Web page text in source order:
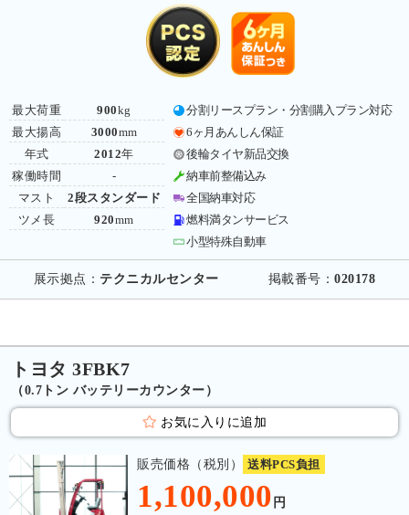
最大荷重
最大揚高
年式
稼働時間
マスト
ツメ長
900kg
3000mm
2012年
-
2段スタンダード
920mm
分割リースプラン・分割購入プラン対応
6ヶ月あんしん保証
後輪タイヤ新品交換
納車前整備込み
全国納車対応
燃料満タンサービス
小型特殊自動車
展示拠点： テクニカルセンター 掲載番号：020178
トヨタ 3FBK7
（0.7トン バッテリーカウンター）
お気に入りに追加
販売価格（税別） 送料PCS負担
1,100,000 円